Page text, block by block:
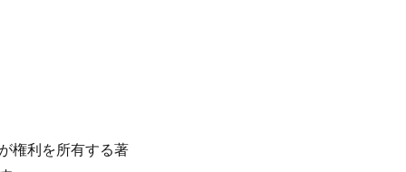
権利を所有する著